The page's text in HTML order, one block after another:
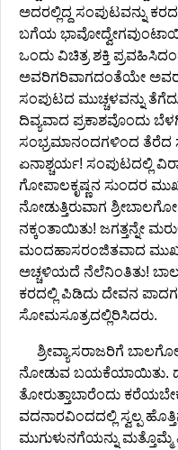
ಅದರಲ್ಲಿದ್ದ ಸಂಪುಟವನ್ನು
ಬಗೆಯ
ಒಂದು ವಿಚಿತ್ರ ಶಕ್ತಿ
ಅವರಿಗರಿವಾಗದಂತೆಯೇ ಅವರ
ಸಂಪುಟದ ಮುಚ್ಚಳವನ್ನು
ದಿವ್ಯವಾದ ಪ್ರಕಾಶವೊಂದು
ಸಂಭ್ರಮಾನಂದಗಳಿಂದ ತೆರೆದ
ಏನಾಶ್ಚರ್ಯ! ಸಂಪುಟದಲ್ಲಿ
ಗೋಪಾಲಕೃಷ್ಣನ ಸುಂದರ
ನೋಡುತ್ತಿರುವಾಗ
ನಕ್ಕಂತಾಯಿತು! ಜಗತ್ತನ್ನೇ
ಮಂದಹಾಸರಂಜಿತವಾದ
ಅಚ್ಚಳಿಯದೆ ನೆಲೆನಿಂತಿತು!
ಕರದಲ್ಲಿ ಪಿಡಿದು ದೇವನ
ಸೋಮಸೂತ್ರದಲ್ಲಿರಿಸಿದರು.
ಶ್ರೀವ್ಯಾಸರಾಜರಿಗೆ
ನೋಡುವ ಬಯಕೆಯಾಯಿತು.
ತೋರುತ್ತಾಬಾರೆಂದು
ವದನಾರವಿಂದದಲ್ಲಿ ಸ್ವಲ್ಪ
ಮುಗುಳುನಗೆಯನ್ನು ಮತ್ತೊಮ್ಮೆ